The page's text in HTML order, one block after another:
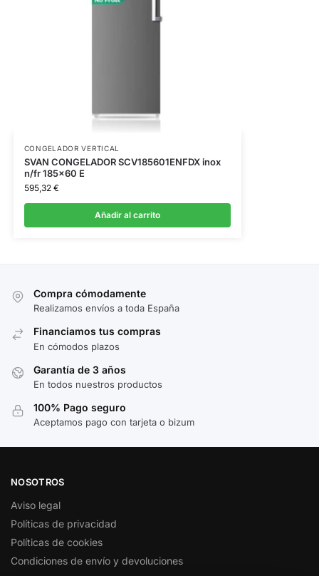
CONGELADOR VERTICAL
SVAN CONGELADOR SCV185601ENFDX inox
n/fr 185×60 E
595,32 €
Añadir al carrito
Compra cómodamente
Realizamos envíos a toda España
Financiamos tus compras
En cómodos plazos
Garantía de 3 años
En todos nuestros productos
100% Pago seguro
Aceptamos pago con tarjeta o bizum
NOSOTROS
Aviso legal
Políticas de privacidad
Políticas de cookies
Condiciones de envío y devoluciones